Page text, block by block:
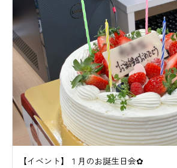
【イベント】１月のお誕生日会✿